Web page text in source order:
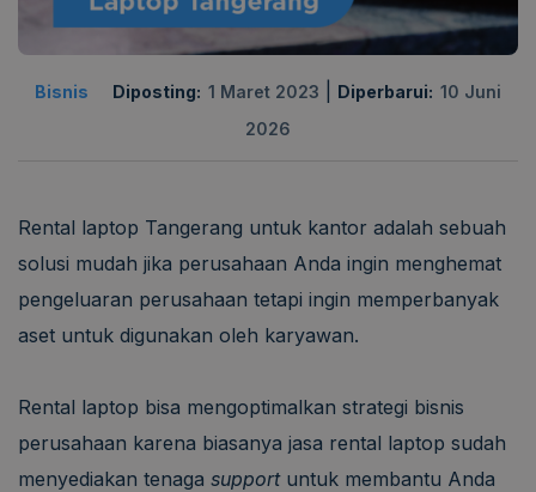
Bisnis Diposting: 1 Maret 2023 Diperbarui: 10 Juni
2026
Rental laptop Tangerang untuk kantor adalah sebuah
solusi mudah jika perusahaan Anda ingin menghemat
pengeluaran perusahaan tetapi ingin memperbanyak
aset untuk digunakan oleh karyawan.
Rental laptop bisa mengoptimalkan strategi bisnis
perusahaan karena biasanya jasa rental laptop sudah
menyediakan tenaga supportuntuk membantu Anda